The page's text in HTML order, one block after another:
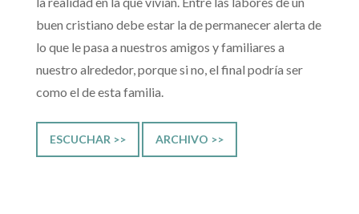
buen cristiano debe estar la de permanecer alerta de
lo que le pasa a nuestros amigos y familiares a
nuestro alrededor, porque si no, el final podría ser
como el de esta familia.
ESCUCHAR >> ARCHIVO >>